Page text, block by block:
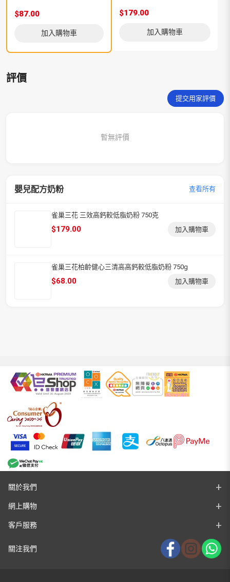
$87.00
加入購物車
$179.00
加入購物車
評價
提交用家評價
暫無評價
嬰兒配方奶粉 查看所有
雀巢三花 三效高鈣較低脂奶粉 750克
$179.00 加入購物車
雀巢三花柏齡健心三清高高鈣較低脂奶粉 750g
$68.00 加入購物車
關於我們
網上購物
客戶服務
關注我們